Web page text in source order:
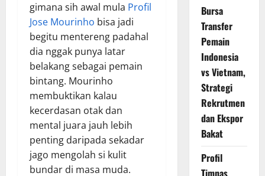
gimana sih awal mula Profil
Jose Mourinho bisa jadi
begitu mentereng padahal
dia nggak punya latar
belakang sebagai pemain
bintang. Mourinho
membuktikan kalau
kecerdasan otak dan
mental juara jauh lebih
penting daripada sekadar
jago mengolah si kulit
bundar di masa muda.
Bursa
Transfer
Pemain
Indonesia
vs Vietnam,
Strategi
Rekrutmen
dan Ekspor
Bakat
Profil
Timnas